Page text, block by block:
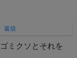
返信
ミクソとそれを